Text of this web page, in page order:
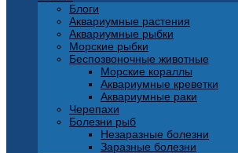
Блоги
Аквариумные растения
Аквариумные рыбки
Морские рыбки
Беспозвоночные животные
Морские кораллы
Аквариумные креветки
Аквариумные раки
Черепахи
Болезни рыб
Незаразные болезни
Заразные болезни